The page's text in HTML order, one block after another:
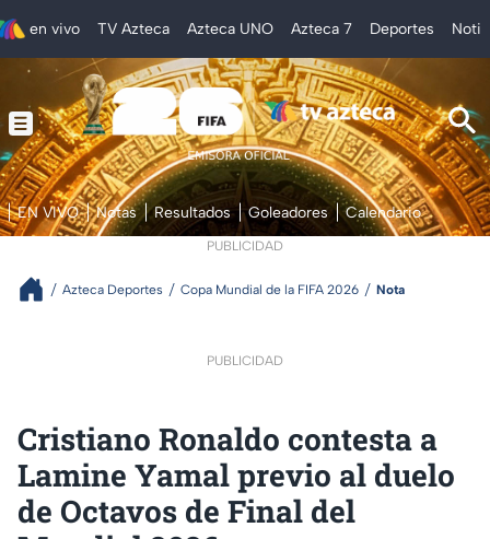
en vivo TV Azteca Azteca UNO Azteca 7 Deportes
EN VIVO Notas Resultados Goleadores Calendario
PUBLICIDAD
Azteca Deportes Copa Mundial de la FIFA 2026 Nota
PUBLICIDAD
Cristiano Ronaldo contesta a
Lamine Yamal previo al duelo
de Octavos de Final del